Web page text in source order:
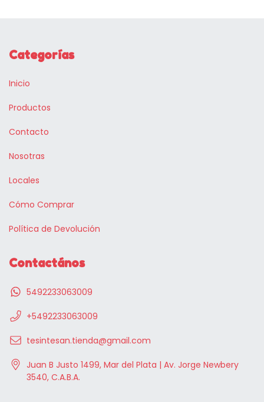
Categorías
Inicio
Productos
Contacto
Nosotras
Locales
Cómo Comprar
Política de Devolución
Contactános
5492233063009
+5492233063009
tesintesan.tienda@gmail.com
Juan B Justo 1499, Mar del Plata | Av. Jorge Newbery
3540, C.A.B.A.